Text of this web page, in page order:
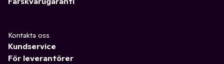
Kontakta oss
Kundservice
För leverantörer